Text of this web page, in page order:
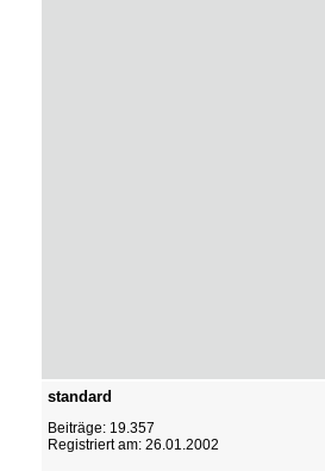
standard
Beiträge: 19.357
Registriert am: 26.01.2002